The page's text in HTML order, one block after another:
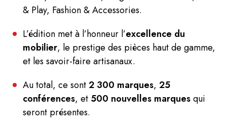
& Play, Fashion & Accessories.
L’édition met à l’honneur l’excellence du
mobilier, le prestige des pièces haut de gamme,
et les savoir-faire artisanaux.
Au total, ce sont2 300 marques, 25
conférences, et 500 nouvelles marquesqui
seront présentes.